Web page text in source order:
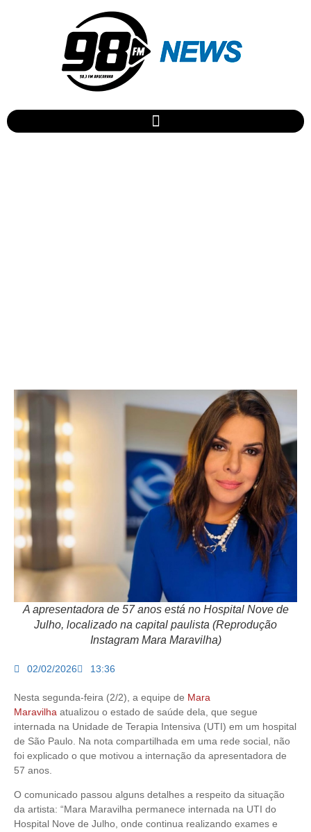
A apresentadora de 57 anos está no Hospital Nove de
Julho, localizado na capital paulista (Reprodução
Instagram Mara Maravilha)
02/02/2026 13:36
Nesta segunda-feira (2/2), a equipe de Mara
Maravilha atualizou o estado de saúde dela, que segue
internada na Unidade de Terapia Intensiva (UTI) em um hospital
de São Paulo. Na nota compartilhada em uma rede social, não
foi explicado o que motivou a internação da apresentadora de
57 anos.
O comunicado passou alguns detalhes a respeito da situação
da artista: “Mara Maravilha permanece internada na UTI do
Hospital Nove de Julho, onde continua realizando exames e